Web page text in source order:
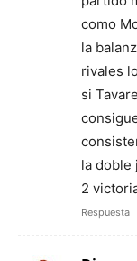
como
la
rivales
si
la doble
2
Respuesta